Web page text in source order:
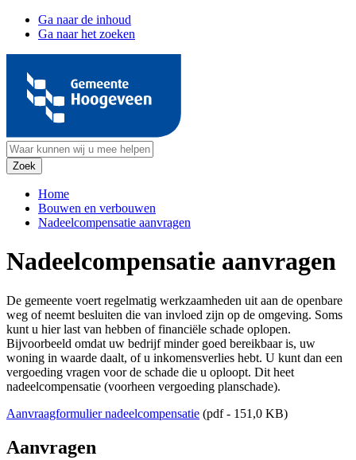
Ga naar de inhoud
Ga naar het zoeken
Home
Bouwen en verbouwen
Nadeelcompensatie aanvragen
Nadeelcompensatie aanvragen
De gemeente voert regelmatig werkzaamheden uit aan de openbare
weg of neemt besluiten die van invloed zijn op de omgeving. Soms
kunt u hier last van hebben of financiële schade oplopen.
Bijvoorbeeld omdat uw bedrijf minder goed bereikbaar is, uw
woning in waarde daalt, of u inkomensverlies hebt. U kunt dan een
vergoeding vragen voor de schade die u oploopt. Dit heet
nadeelcompensatie (voorheen vergoeding planschade).
Aanvraagformulier nadeelcompensatie (pdf - 151,0 KB)
Aanvragen